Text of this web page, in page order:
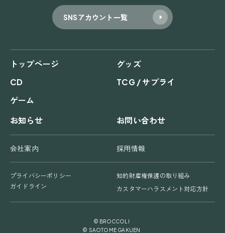
SNSアカウント一覧
トップページ
グッズ
CD
TCG / サプライ
ゲーム
お知らせ
お問い合わせ
会社案内 採用情報
プライバシーポリシー
知的財産権保護の取り組み
ガイドライン
カスタマーハラスメント対応方針
© BROCCOLI
© SAOTOME GAKUEN